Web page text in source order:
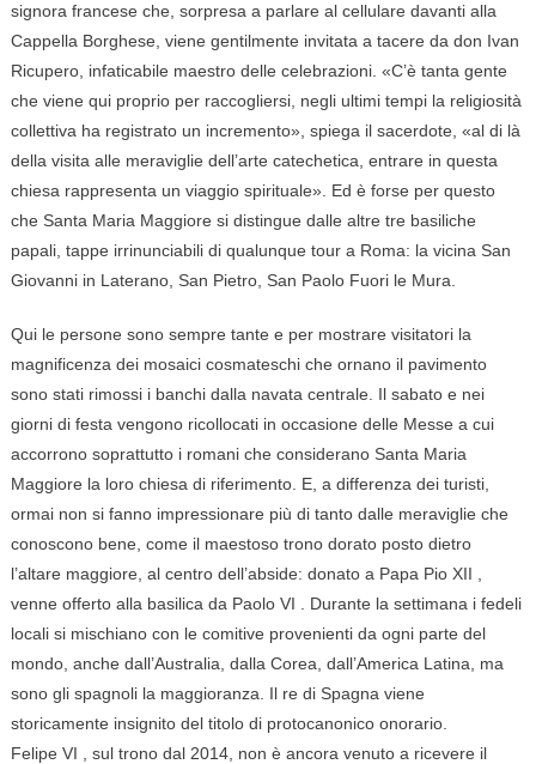
signora francese che, sorpresa a parlare al cellulare davanti alla
Cappella Borghese, viene gentilmente invitata a tacere da don Ivan
Ricupero, infaticabile maestro delle celebrazioni. «C’è tanta gente
che viene qui proprio per raccogliersi, negli ultimi tempi la religiosità
collettiva ha registrato un incremento», spiega il sacerdote, «al di là
della visita alle meraviglie dell’arte catechetica, entrare in questa
chiesa rappresenta un viaggio spirituale». Ed è forse per questo
che Santa Maria Maggiore si distingue dalle altre tre basiliche
papali, tappe irrinunciabili di qualunque tour a Roma: la vicina San
Giovanni in Laterano, San Pietro, San Paolo Fuori le Mura.
Qui le persone sono sempre tante e per mostrare visitatori la
magnificenza dei mosaici cosmateschi che ornano il pavimento
sono stati rimossi i banchi dalla navata centrale. Il sabato e nei
giorni di festa vengono ricollocati in occasione delle Messe a cui
accorrono soprattutto i romani che considerano Santa Maria
Maggiore la loro chiesa di riferimento. E, a differenza dei turisti,
ormai non si fanno impressionare più di tanto dalle meraviglie che
conoscono bene, come il maestoso trono dorato posto dietro
l’altare maggiore, al centro dell’abside: donato a Papa Pio XII
venne offerto alla basilica da Paolo VI
. Durante la settimana i fedeli
locali si mischiano con le comitive provenienti da ogni parte del
mondo, anche dall’Australia, dalla Corea, dall’America Latina, ma
sono gli spagnoli la maggioranza. Il re di Spagna viene
storicamente insignito del titolo di protocanonico onorario.
Felipe VI , sul trono dal 2014, non è ancora venuto a ricevere il